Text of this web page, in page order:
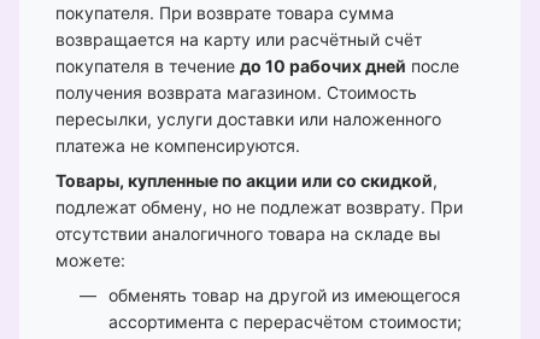
покупателя. При возврате товара сумма
возвращается на карту или расчётный счёт
покупателя в течение до 10 рабочих дней после
получения возврата магазином. Стоимость
пересылки, услуги доставки или наложенного
платежа не компенсируются.
Товары, купленные по акции или со скидкой,
подлежат обмену, но не подлежат возврату. При
отсутствии аналогичного товара на складе вы
можете:
обменять товар на другой из имеющегося
ассортимента с перерасчётом стоимости;